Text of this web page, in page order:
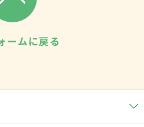
ームに戻る